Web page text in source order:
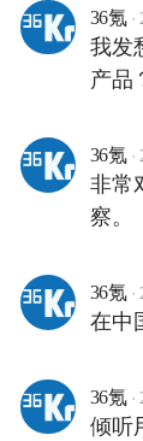
36氪 ·
我发
产品
36氪 ·
非常
察。
36氪 ·
在中
36氪 ·
倾听